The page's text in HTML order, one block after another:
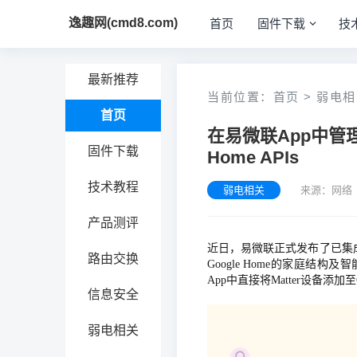
逸趣网(cmd8.com) 首页 固件下载 技
最新推荐
首页
固件下载
技术教程
产品测评
路由交换
信息安全
弱电相关
当前位置： 首页 > 弱电
在易微联App中管
Home APIs
弱电相关 来源：网
近日，易微联正式发布了已集
Google Home的家庭结构及
App中直接将Matter设备添加